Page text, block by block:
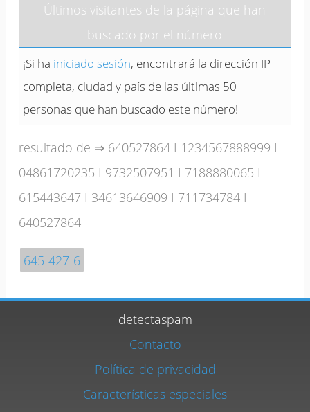
Últimos visitantes de la página que han
buscado por el número
¡Si ha iniciado sesión, encontrará la dirección IP
completa, ciudad y país de las últimas 50
personas que han buscado este número!
resultado de ⇒ 640527864 I 1234567888999 I
04861720235 I 9732507951 I 7188880065 I
615443647 I 34613646909 I 711734784 I
640527864
645-427-6
detectaspam
Contacto
Política de privacidad
Características especiales